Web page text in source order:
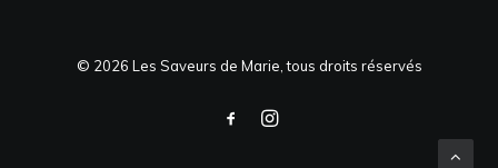
© 2026 Les Saveurs de Marie, tous droits réservés